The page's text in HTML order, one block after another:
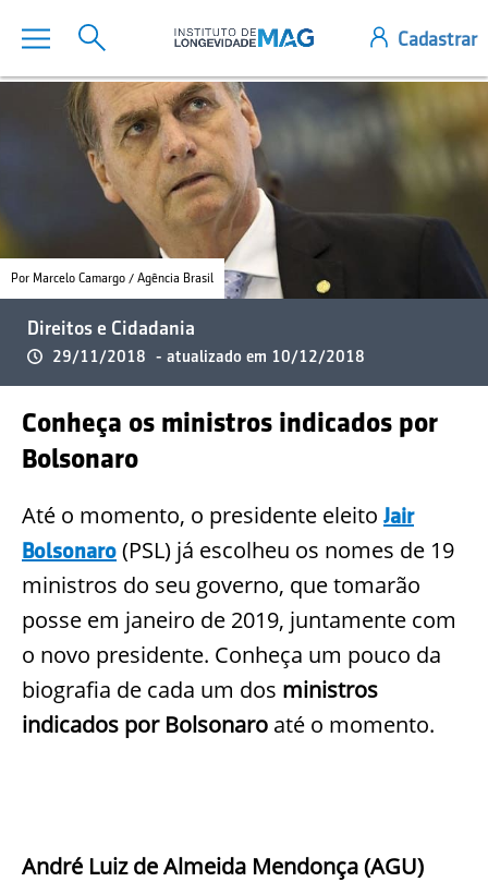
Por Marcelo Camargo / Agência Brasil
Direitos e Cidadania
29/11/2018 - atualizado em 10/12/2018
Conheça os ministros indicados por
Bolsonaro
Até o momento, o presidente eleito Jair
Bolsonaro (PSL) já escolheu os nomes de 19
ministros do seu governo, que tomarão
posse em janeiro de 2019, juntamente com
o novo presidente. Conheça um pouco da
biografia de cada um dos ministros
indicados por Bolsonaro até o momento.
André Luiz de Almeida Mendonça (AGU)